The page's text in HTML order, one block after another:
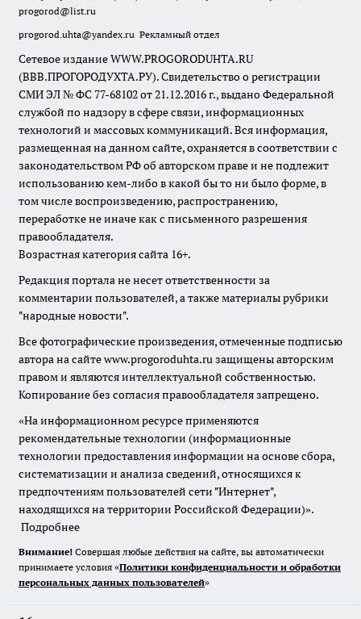
progorod@list.ru
progorod.uhta@yandex.ru Рекламный отдел
Сетевое издание WWW.PROGORODUHTA.RU
(ВВВ.ПРОГОРОДУХТА.РУ). Свидетельство о регистрации
СМИ ЭЛ № ФС 77-68102 от 21.12.2016 г., выдано Федеральной
службой по надзору в сфере связи, информационных
технологий и массовых коммуникаций. Вся информация,
размещенная на данном сайте, охраняется в соответствии с
законодательством РФ об авторском праве и не подлежит
использованию кем-либо в какой бы то ни было форме, в
том числе воспроизведению, распространению,
переработке не иначе как с письменного разрешения
правообладателя.
Возрастная категория сайта 16+.
Редакция портала не несет ответственности за
комментарии пользователей, а также материалы рубрики
"народные новости".
Все фотографические произведения, отмеченные подписью
автора на сайте www.progoroduhta.ru защищены авторским
правом и являются интеллектуальной собственностью.
Копирование без согласия правообладателя запрещено.
«На информационном ресурсе применяются
рекомендательные технологии (информационные
технологии предоставления информации на основе сбора,
систематизации и анализа сведений, относящихся к
предпочтениям пользователей сети "Интернет",
находящихся на территории Российской Федерации)».
Подробнее
Внимание! Совершая любые действия на сайте, вы автоматически
принимаете условия «Политики конфиденциальности и обработки
персональных данных пользователей»